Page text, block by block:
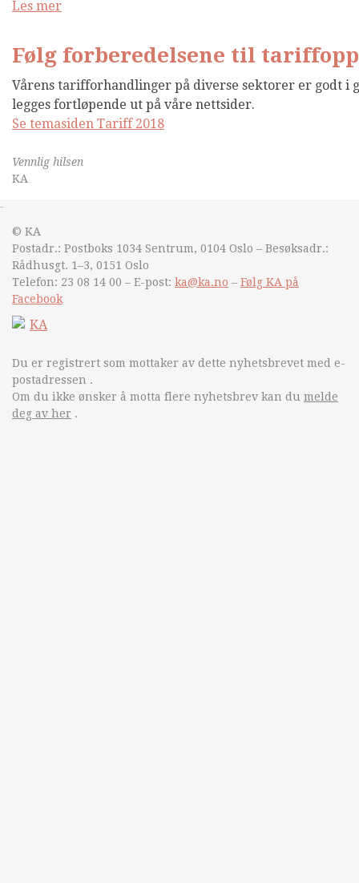
Les mer
Følg forberedelsene til
Vårens tarifforhandlinger på diverse sektorer er godt
legges fortløpende ut på våre nettsider.
Se temasiden Tariff 2018
Vennlig hilsen
KA
© KA
Postadr.: Postboks 1034 Sentrum, 0104 Oslo – Besøksadr.:
Rådhusgt. 1–3, 0151 Oslo
Telefon: 23 08 14 00 – E-post: ka@ka.no – Følg KA på
Facebook
Du er registrert som mottaker av dette nyhetsbrevet med e-
postadressen .
Om du ikke ønsker å motta flere nyhetsbrev kan du melde
deg av her .